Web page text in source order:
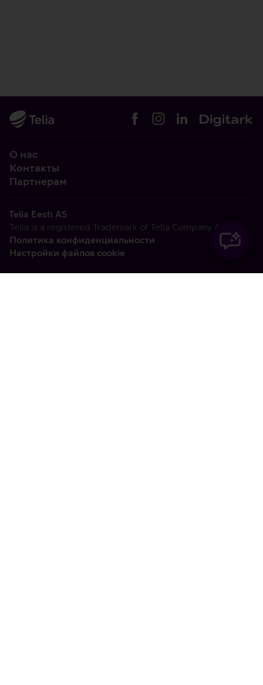
О нас
Контакты
Партнерам
Telia Eesti AS
Telia is a registered Trademark of Telia Company AB
Политика конфиденциальности
Настройки файлов cookie